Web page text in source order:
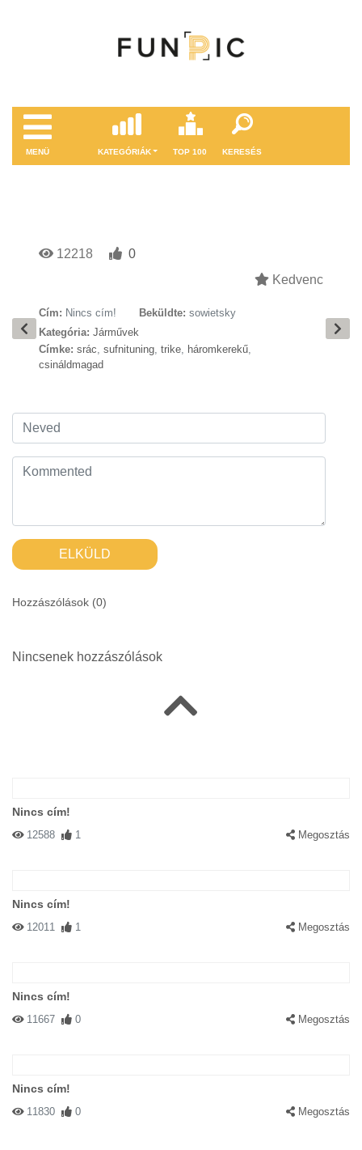
MENÜ KATEGÓRIÁK TOP 100 KERESÉS
12218
0
Kedvenc
Cím: Nincs cím! Beküldte: sowietsky
Kategória: Járművek
Címke: srác, sufnituning, trike, háromkerekű,
csináldmagad
ELKÜLD
Hozzászólások (0)
Nincsenek hozzászólások
Nincs cím!
12588 1 Megosztás
Nincs cím!
12011 1 Megosztás
Nincs cím!
11667 0 Megosztás
Nincs cím!
11830 0 Megosztás